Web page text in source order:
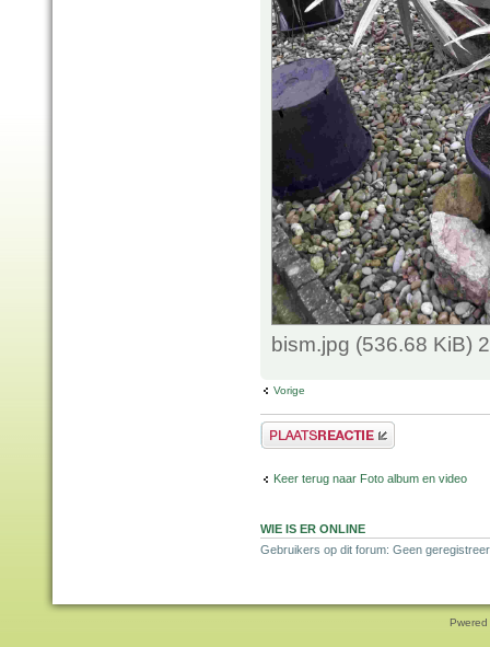
bism.jpg (536.68 KiB)
Vorige
Plaats een reactie
Keer terug naar Foto album en video
WIE IS ER ONLINE
Gebruikers op dit forum: Geen